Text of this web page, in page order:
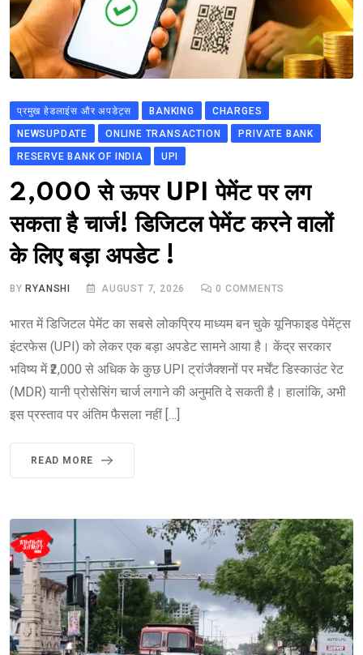
प्रमुख हेडलाइंस और अपडेट्स BANKING
CHARGES
NEWSUPDATE
ONLINE TRANSACTION
PRIVATE BANK
RESERVE BANK OF INDIA
UPI
2,000 से ऊपर UPI पेमेंट पर लग
सकता है चार्ज! डिजिटल पेमेंट करने वालों
के लिए बड़ा अपडेट !
BYRYANSHI AUGUST 7, 2026 0 COMMENTS
भारत में डिजिटल पेमेंट का सबसे लोकप्रिय माध्यम बन चुके यूनिफाइड पेमेंट्स
इंटरफेस (UPI) को लेकर एक बड़ा अपडेट सामने आया है। केंद्र सरकार
भविष्य में ₹2,000 से अधिक के कुछ UPI ट्रांजैक्शनों पर मर्चेंट डिस्काउंट रेट
(MDR) यानी प्रोसेसिंग चार्ज लगाने की अनुमति दे सकती है। हालांकि, अभी
इस प्रस्ताव पर अंतिम फैसला नहीं […]
READ MORE